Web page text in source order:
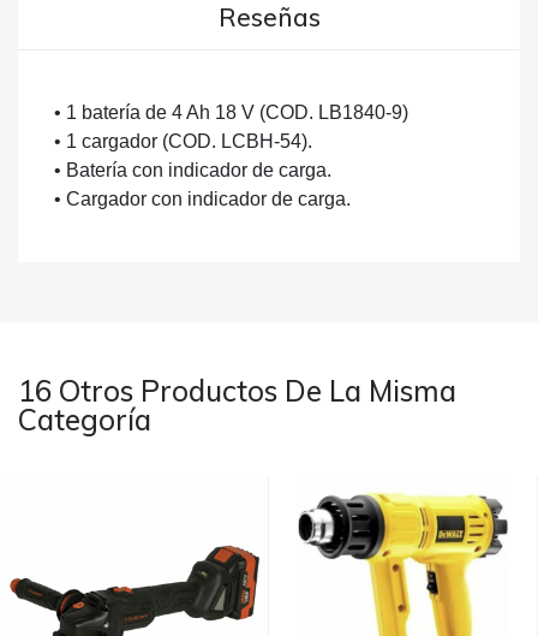
Reseñas
• 1 batería de 4 Ah 18 V (COD. LB1840-9)
• 1 cargador (COD. LCBH-54).
• Batería con indicador de carga.
• Cargador con indicador de carga.
16 Otros Productos De La Misma
Categoría